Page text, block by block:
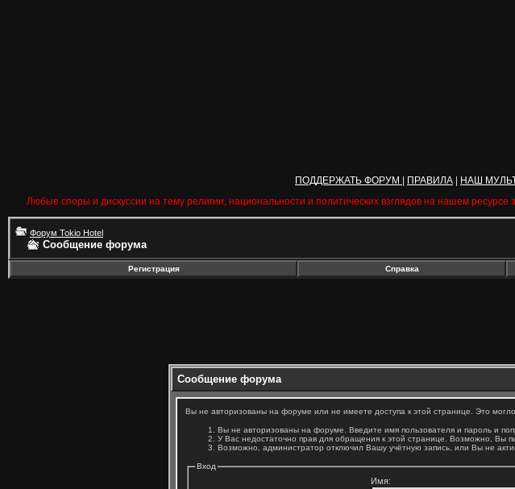
ПОДДЕРЖАТЬ ФОРУМ ПРАВИЛА
НАШ
Любые споры и дискуссии на тему религии, национальности и политических взглядов на нашем
Форум Tokio Hotel
Сообщение форума
Регистрация Справка
Сообщение форума
Вы не авторизованы на форуме или не имеете доступа к этой странице. Это
Вы не авторизованы на форуме. Введите имя пользователя и пароль и
У Вас недостаточно прав для обращения к этой странице. Возможно, Вы
Возможно, администратор отключил Вашу учётную запись, или Вы не
Вход
Имя: